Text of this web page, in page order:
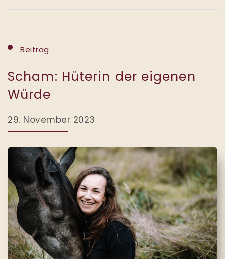
Beitrag
Scham: Hüterin der eigenen
Würde
29. November 2023